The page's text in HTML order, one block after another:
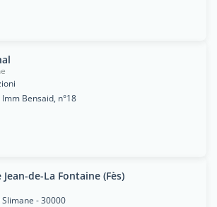
Bensaid, n°18
de-La Fontaine (Fès)
- 30000